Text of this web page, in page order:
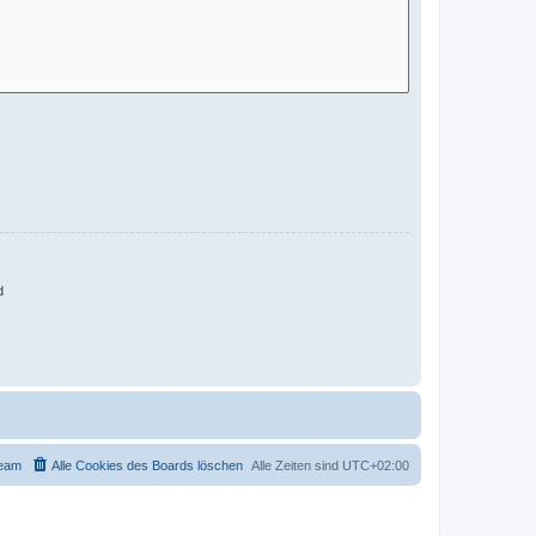
Alle Zeiten sind UTC+02:00
Alle Cookies des Boards löschen